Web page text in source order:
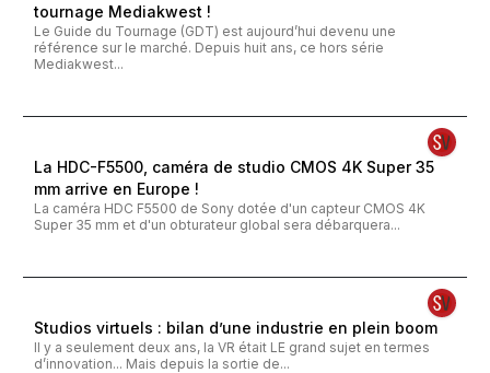
tournage Mediakwest !
Le Guide du Tournage (GDT) est aujourd’hui devenu une
référence sur le marché. Depuis huit ans, ce hors série
Mediakwest...
La HDC-F5500, caméra de studio CMOS 4K Super 35
mm arrive en Europe !
La caméra HDC F5500 de Sony dotée d'un capteur CMOS 4K
Super 35 mm et d'un obturateur global sera débarquera...
Studios virtuels : bilan d’une industrie en plein boom
Il y a seulement deux ans, la VR était LE grand sujet en termes
d’innovation... Mais depuis la sortie de...